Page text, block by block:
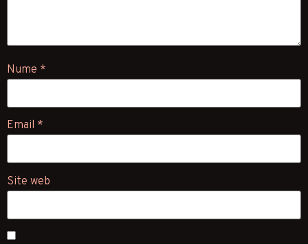
Nume *
Email *
Site web